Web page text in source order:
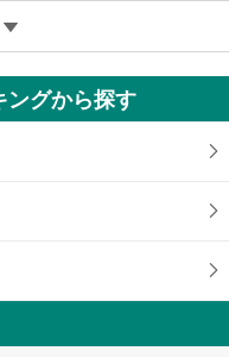
ングから探す